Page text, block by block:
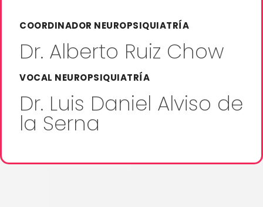
COORDINADOR NEUROPSIQUIATRÍA
Dr. Alberto Ruiz Chow
VOCAL NEUROPSIQUIATRÍA
Dr. Luis Daniel Alviso de
la Serna